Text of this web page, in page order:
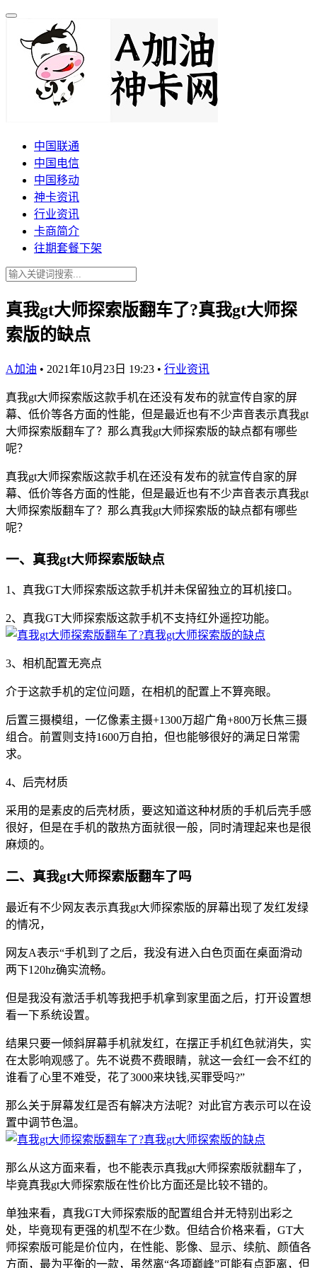
中国联通
中国电信
中国移动
神卡资讯
行业资讯
卡商简介
往期套餐下架
真我gt大师探索版翻车了?真我gt大师探
索版的缺点
A加油 • 2021年10月23日 19:23 • 行业资讯
真我gt大师探索版这款手机在还没有发布的就宣传自家的屏
幕、低价等各方面的性能，但是最近也有不少声音表示真我gt
大师探索版翻车了？那么真我gt大师探索版的缺点都有哪些
呢？
真我gt大师探索版这款手机在还没有发布的就宣传自家的屏
幕、低价等各方面的性能，但是最近也有不少声音表示真我gt
大师探索版翻车了？那么真我gt大师探索版的缺点都有哪些
呢？
一、真我gt大师探索版缺点
1、真我GT大师探索版这款手机并未保留独立的耳机接口。
2、真我GT大师探索版这款手机不支持红外遥控功能。
3、相机配置无亮点
介于这款手机的定位问题，在相机的配置上不算亮眼。
后置三摄模组，一亿像素主摄+1300万超广角+800万长焦三摄
组合。前置则支持1600万自拍，但也能够很好的满足日常需
求。
4、后壳材质
采用的是素皮的后壳材质，要这知道这种材质的手机后壳手感
很好，但是在手机的散热方面就很一般，同时清理起来也是很
麻烦的。
二、真我gt大师探索版翻车了吗
最近有不少网友表示真我gt大师探索版的屏幕出现了发红发绿
的情况，
网友A表示“手机到了之后，我没有进入白色页面在桌面滑动
两下120hz确实流畅。
但是我没有激活手机等我把手机拿到家里面之后，打开设置想
看一下系统设置。
结果只要一倾斜屏幕手机就发红，在摆正手机红色就消失，实
在太影响观感了。先不说费不费眼睛，就这一会红一会不红的
谁看了心里不难受，花了3000来块钱,买罪受吗?”
那么关于屏幕发红是否有解决方法呢？对此官方表示可以在设
置中调节色温。
那么从这方面来看，也不能表示真我gt大师探索版就翻车了，
毕竟真我gt大师探索版在性价比方面还是比较不错的。
单独来看，真我GT大师探索版的配置组合并无特别出彩之
处，毕竟现有更强的机型不在少数。但结合价格来看，GT大
师探索版可能是价位内，在性能、影像、显示、续航、颜值各
方面，最为平衡的一款，虽然离“各项巅峰”可能有点距离，但